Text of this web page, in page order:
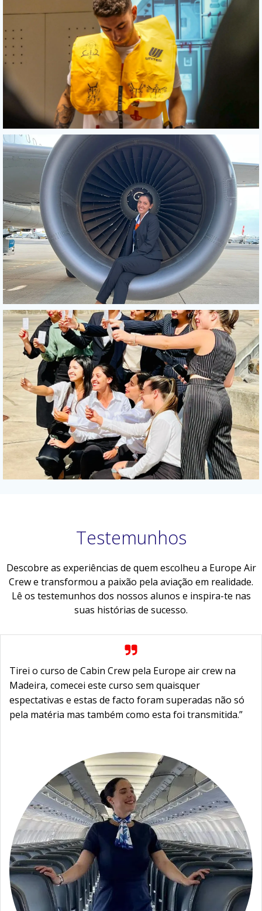
Testemunhos
Descobre as experiências de quem escolheu a Europe Air
Crew e transformou a paixão pela aviação em realidade.
Lê os testemunhos dos nossos alunos e inspira-te nas
suas histórias de sucesso.
Tirei o curso de Cabin Crew pela Europe air crew na
Madeira, comecei este curso sem quaisquer
espectativas e estas de facto foram superadas não só
pela matéria mas também como esta foi transmitida.”